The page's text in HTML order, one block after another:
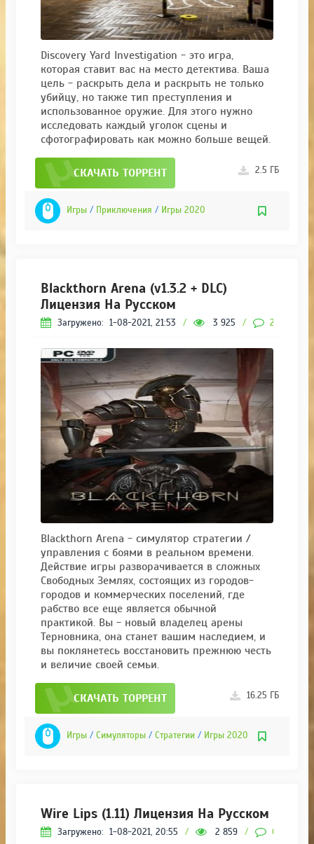
Discovery Yard Investigation - это игра,
которая ставит вас на место детектива. Ваша
цель - раскрыть дела и раскрыть не только
убийцу, но также тип преступления и
использованное оружие. Для этого нужно
исследовать каждый уголок сцены и
сфотографировать как можно больше вещей.
СКАЧАТЬ ТОРРЕНТ 2.5 ГБ
Игры / Приключения / Игры 2020
Blackthorn Arena (v1.3.2 + DLC)
Лицензия На Русском
Загружено: 1-08-2021, 21:53 / 3 925 / 2
Blackthorn Arena - симулятор стратегии /
управления с боями в реальном времени.
Действие игры разворачивается в сложных
Свободных Землях, состоящих из городов-
городов и коммерческих поселений, где
рабство все еще является обычной
практикой. Вы - новый владелец арены
Терновника, она станет вашим наследием, и
вы поклянетесь восстановить прежнюю честь
и величие своей семьи.
СКАЧАТЬ ТОРРЕНТ 16.25 ГБ
Игры / Симуляторы / Стратегии / Игры 2020
Wire Lips (1.11) Лицензия На Русском
Загружено: 1-08-2021, 20:55 / 2 859 / 0